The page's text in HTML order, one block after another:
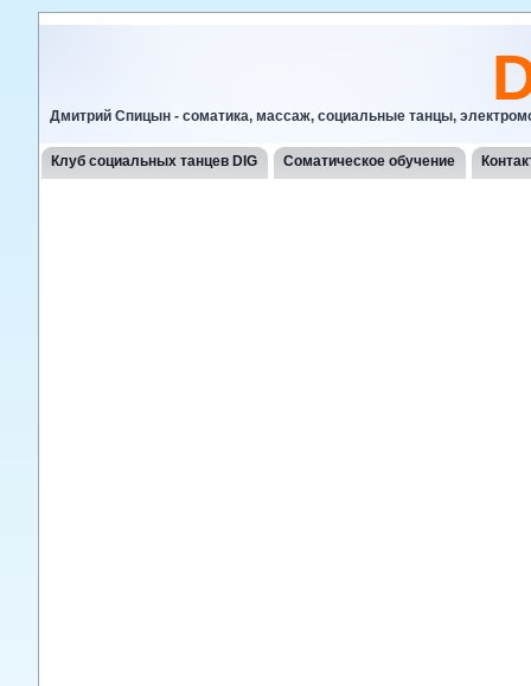
Дмитрий Спицын - соматика, массаж, социальные танцы,
Клуб социальных танцев DIG Соматическое обучение